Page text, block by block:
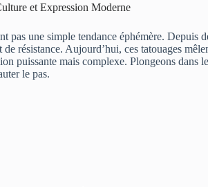
et Expression Moderne
pas une simple tendance éphémère. Depuis
résistance. Aujourd’hui, ces tatouages
puissante mais complexe. Plongeons dans
le pas.